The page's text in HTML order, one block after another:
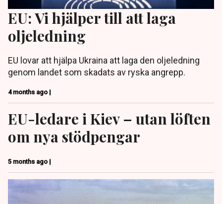
EU: Vi hjälper till att laga
oljeledning
EU lovar att hjälpa Ukraina att laga den oljeledning
genom landet som skadats av ryska angrepp.
4 months ago |
EU-ledare i Kiev – utan löften
om nya stödpengar
5 months ago |